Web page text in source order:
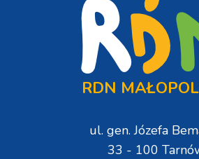
RDN
ul. gen. Józefa
33 - 100